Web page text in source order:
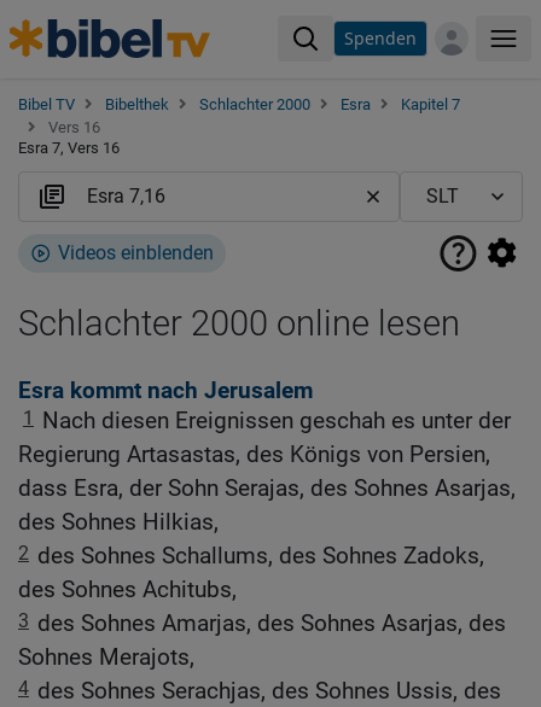
Spenden
Bibel TV Bibelthek Schlachter 2000 Esra
Kapitel 7
Vers 16
Esra 7, Vers 16
Videos einblenden
Schlachter 2000 online lesen
Esra kommt nach Jerusalem
1
Nach diesen Ereignissen geschah es unter der
Regierung Artasastas, des Königs von Persien,
dass Esra, der Sohn Serajas, des Sohnes Asarjas,
des Sohnes Hilkias,
2 des Sohnes Schallums, des Sohnes Zadoks,
des Sohnes Achitubs,
3 des Sohnes Amarjas, des Sohnes Asarjas, des
Sohnes Merajots,
4 des Sohnes Serachjas, des Sohnes Ussis, des